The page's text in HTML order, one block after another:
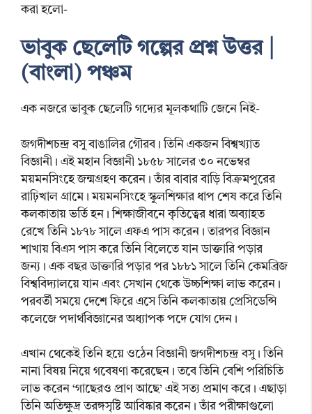
করা হলো-
ভাবুক ছেলেটি গল্পের প্রশ্ন উত্তর |
(বাংলা) পঞ্চম
এক নজরে ভাবুক ছেলেটি গদ্যের মূলকথাটি জেনে নিই-
জগদীশচন্দ্র বসু বাঙালির গৌরব। তিনি একজন বিশ্বখ্যাত
বিজ্ঞানী। এই মহান বিজ্ঞানী ১৮৫৮ সালের ৩০ নভেম্বর
ময়মনসিংহে জন্মগ্রহণ করেন। তাঁর বাবার বাড়ি বিক্রমপুরের
রাঢ়িখাল গ্রামে। ময়মনসিংহে স্কুলশিক্ষার ধাপ শেষ করে তিনি
কলকাতায় ভর্তি হন। শিক্ষাজীবনে কৃতিত্বের ধারা অব্যাহত
রেখে তিনি ১৮৭৮ সালে এফএ পাস করেন। তারপর বিজ্ঞান
শাখায় বিএস পাস করে তিনি বিলেতে যান ডাক্তারি পড়ার
জন্য। এক বছর ডাক্তারি পড়ার পর ১৮৮১ সালে তিনি কেমব্রিজ
বিশ্ববিদ্যালয়ে যান এবং সেখান থেকে উচ্চশিক্ষা লাভ করেন।
পরবর্তী সময়ে দেশে ফিরে এসে তিনি কলকাতায় প্রেসিডেন্সি
কলেজে পদার্থবিজ্ঞানের অধ্যাপক পদে যোগ দেন।
এখান থেকেই তিনি হয়ে ওঠেন বিজ্ঞানী জগদীশচন্দ্র বসু। তিনি
নানা বিষয় নিয়ে গবেষণা করেছেন। তবে তিনি বেশি পরিচিতি
লাভ করেন ‘গাছেরও প্রাণ আছে’ এই সত্য প্রমাণ করে। এছাড়া
তিনি অতিক্ষুদ্র তরঙ্গসৃষ্টি আবিষ্কার করেন। তাঁর পরীক্ষাগুলো